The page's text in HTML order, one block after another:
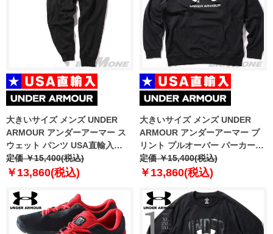
大きいサイズ メンズ UNDER
ARMOUR アンダーアーマー ス
ウェット パンツ USA直輸入
1379774-001
定価 ￥15,400(税込)
￥13,860(税込)
大きいサイズ メンズ UNDER
ARMOUR アンダーアーマー プ
リント プルオーバー パーカー
USA直輸入 1379758-001
定価 ￥15,400(税込)
￥13,860(税込)